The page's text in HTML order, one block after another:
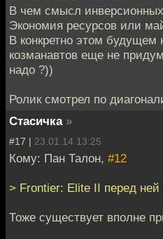
В чем смысл
Экономия ресурсов или
В конкретно этом
козманавтов еще не
надо ?))
Ролик смотрел по
Стасичка »
#17 | 23.01.14 13:25
Кому: Пан Талон, #12
> Frontier: Elite II перед ней
Тоже существует вполне